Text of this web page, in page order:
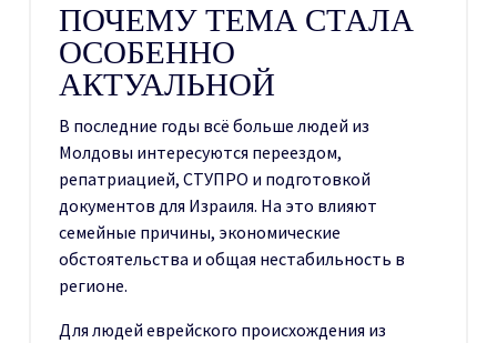
ПОЧЕМУ ТЕМА СТАЛА
ОСОБЕННО
АКТУАЛЬНОЙ
В последние годы всё больше людей из
Молдовы интересуются переездом,
репатриацией, СТУПРО и подготовкой
документов для Израиля. На это влияют
семейные причины, экономические
обстоятельства и общая нестабильность в
регионе.
Для людей еврейского происхождения из